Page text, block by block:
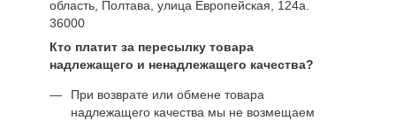
область, Полтава, улица Европейская, 124а.
36000
Кто платит за пересылку товара
надлежащего и ненадлежащего качества?
При возврате или обмене товара
надлежащего качества мы не возмещаем